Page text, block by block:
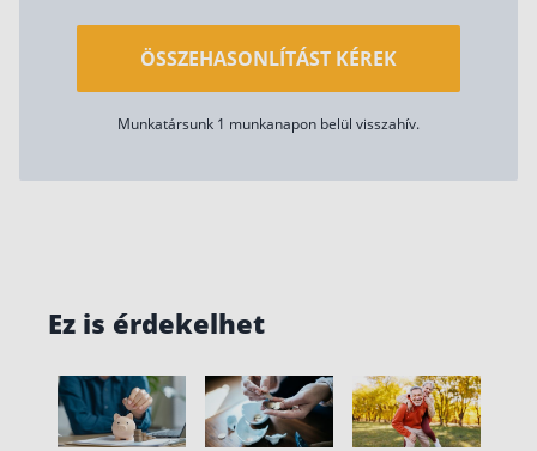
ÖSSZEHASONLÍTÁST KÉREK
Munkatársunk 1 munkanapon belül visszahív.
Ez is érdekelhet